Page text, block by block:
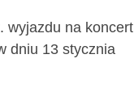
wyjazdu na koncert
dniu 13 stycznia